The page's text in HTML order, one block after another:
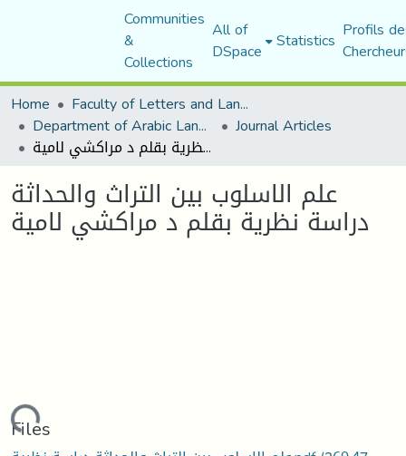
Communities
&
Collections
All of
DSpace Statistics Profils
Home
Faculty of Letters and Languages
Department of Arabic Language and Literature Journal Articles
علم الاسلوب بين التراث والحداثة دراسة نظرية بقلم د مراكشي لامية
علم الاسلوب بين التراث والحداثة
دراسة نظرية بقلم د مراكشي لامية
Files